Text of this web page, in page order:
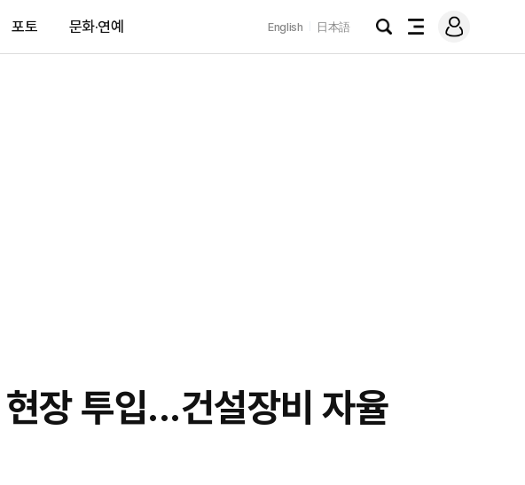
포토 문화·연예 English 日本語
검
전
메
그
장 투입...건설장비 자율